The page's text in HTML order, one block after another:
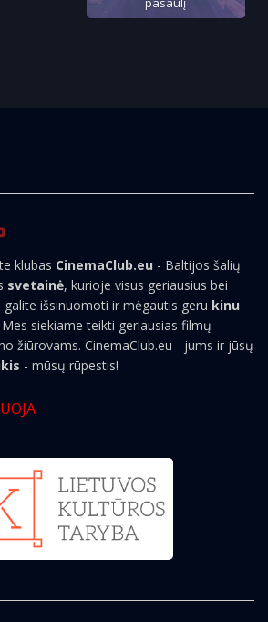
klubas CinemaClub.eu - Baltijos šalių
svetainė, kurioje visus geriausius bei
išsinuomoti ir mėgautis geru kinu
siekiame teikti geriausias filmų
žiūrovams. CinemaClub.eu - jums ir jūsų
- mūsų rūpestis!